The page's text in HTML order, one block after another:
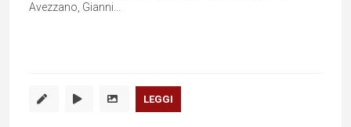
Avezzano, Gianni...
LEGGI